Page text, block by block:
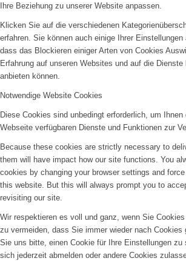
Ihre Beziehung zu unserer Website anpassen.
Klicken Sie auf die verschiedenen
erfahren. Sie können auch einige Ihrer Einstellungen
dass das Blockieren einiger Arten von Cookies
Erfahrung auf unseren Websites und auf die
anbieten können.
Notwendige Website Cookies
Diese Cookies sind unbedingt erforderlich, um Ihnen
Webseite verfügbaren Dienste und Funktionen zur
Because these cookies are strictly necessary to
them will have impact how our site functions. You
cookies by changing your browser settings and
this website. But this will always prompt you to
revisiting our site.
Wir respektieren es voll und ganz, wenn Sie
zu vermeiden, dass Sie immer wieder nach Cookies
Sie uns bitte, einen Cookie für Ihre Einstellungen zu
sich jederzeit abmelden oder andere Cookies